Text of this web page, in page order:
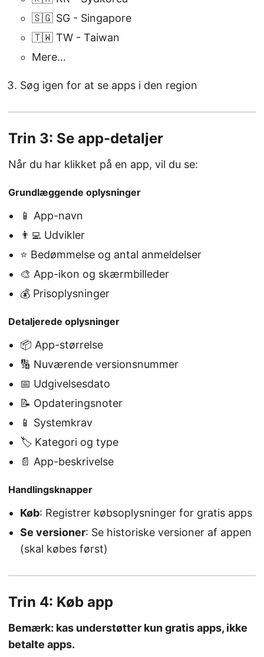
🇸🇬 SG - Singapore
🇹🇼 TW - Taiwan
Mere…
Søg igen for at se apps i den region
Trin 3: Se app-detaljer
Når du har klikket på en app, vil du se:
Grundlæggende oplysninger
📱 App-navn
👨‍💻 Udvikler
⭐ Bedømmelse og antal anmeldelser
🎨 App-ikon og skærmbilleder
💰 Prisoplysninger
Detaljerede oplysninger
📦 App-størrelse
🔢 Nuværende versionsnummer
📅 Udgivelsesdato
📝 Opdateringsnoter
📱 Systemkrav
🏷️ Kategori og type
📄 App-beskrivelse
Handlingsknapper
Køb: Registrer købsoplysninger for gratis apps
Se versioner: Se historiske versioner af appen
(skal købes først)
Trin 4: Køb app
Bemærk: kas understøtter kun gratis apps, ikke
betalte apps.